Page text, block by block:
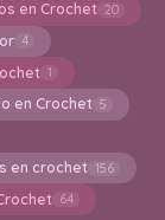
en Crochet 20
4
1
en Crochet 5
en crochet 156
64